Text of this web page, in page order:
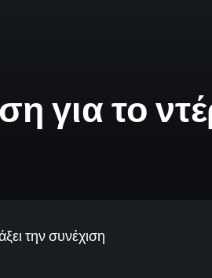
για το
την συνέχιση